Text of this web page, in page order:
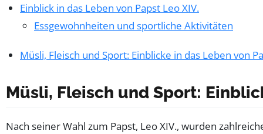
Einblick in das Leben von Papst Leo XIV.
Essgewohnheiten und sportliche Aktivitäten
Müsli, Fleisch und Sport: Einblicke in das Leben von
Müsli, Fleisch und Sport:
Nach seiner Wahl zum Papst, Leo XIV., wurden